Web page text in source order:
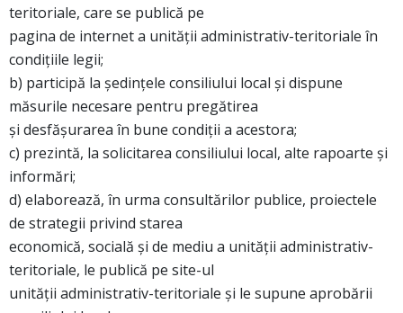
teritoriale, care se publică pe
pagina de internet a unităţii administrativ-teritoriale în
condiţiile legii;
b) participă la şedinţele consiliului local şi dispune
măsurile necesare pentru pregătirea
şi desfăşurarea în bune condiţii a acestora;
c) prezintă, la solicitarea consiliului local, alte rapoarte şi
informări;
d) elaborează, în urma consultărilor publice, proiectele
de strategii privind starea
economică, socială şi de mediu a unităţii administrativ-
teritoriale, le publică pe site-ul
unităţii administrativ-teritoriale şi le supune aprobării